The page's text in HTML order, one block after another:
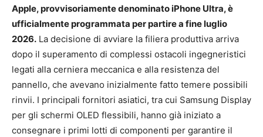
Apple, provvisoriamente denominato iPhone Ultra, è
ufficialmente programmata per partire a fine luglio
2026. La decisione di avviare la filiera produttiva arriva
dopo il superamento di complessi ostacoli ingegneristici
legati alla cerniera meccanica e alla resistenza del
pannello, che avevano inizialmente fatto temere possibili
rinvii. I principali fornitori asiatici, tra cui Samsung Display
per gli schermi OLED flessibili, hanno già iniziato a
consegnare i primi lotti di componenti per garantire il